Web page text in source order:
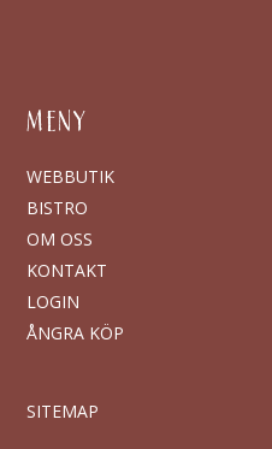
MENY
WEBBUTIK
BISTRO
OM OSS
KONTAKT
LOGIN
ÅNGRA KÖP
SITEMAP